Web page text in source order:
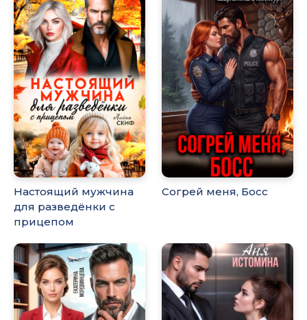
Настоящий мужчина
для разведёнки с
прицепом
Согрей меня, Босс